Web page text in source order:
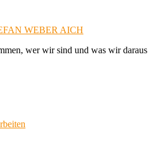
WEBER AICH
wer wir sind und was wir daraus